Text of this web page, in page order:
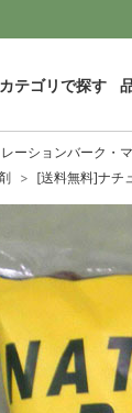
カテゴリで探す
ーションバーク・
[送料無料]ナチ